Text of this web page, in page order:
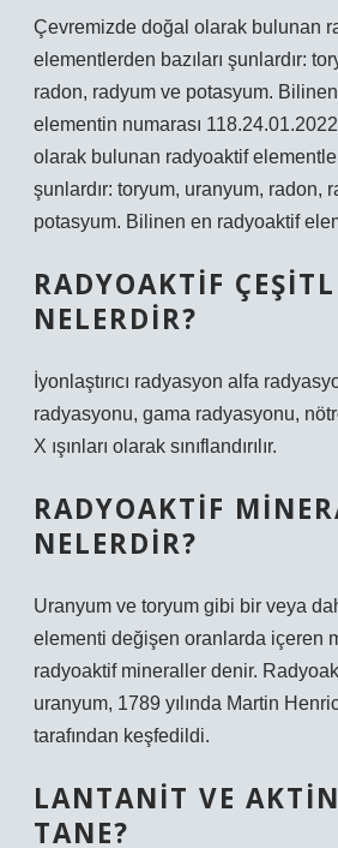
Çevremizde doğal olarak bulunan
elementlerden bazıları şunlardır:
radon, radyum ve potasyum.
elementin numarası
olarak bulunan radyoaktif
şunlardır: toryum, uranyum, radon,
potasyum. Bilinen en radyoaktif
RADYOAKTIF
NELERDIR?
İyonlaştırıcı radyasyon alfa
radyasyonu, gama radyasyonu,
X ışınları olarak sınıflandırılır.
RADYOAKTIF
NELERDIR?
Uranyum ve toryum gibi bir veya
elementi değişen oranlarda içeren
radyoaktif mineraller denir.
uranyum, 1789 yılında Martin
tarafından keşfedildi.
LANTANIT VE
TANE?